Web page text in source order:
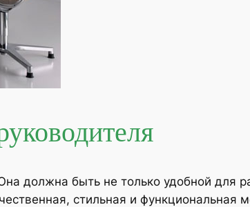
должна быть не только удобной для
стильная и функциональная